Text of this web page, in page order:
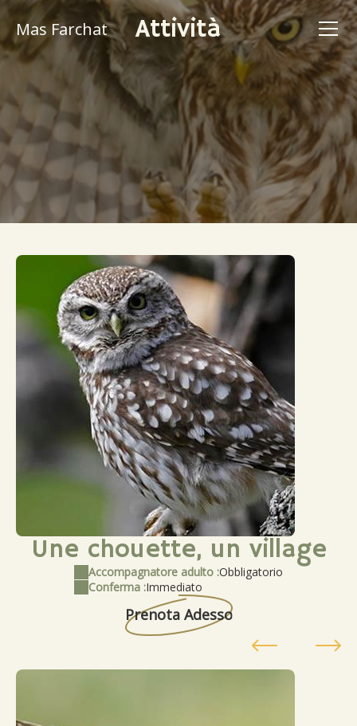
Mas Farchat Attività
Une chouette, un village
Accompagnatore adulto :Obbligatorio
Conferma :Immediato
Prenota Adesso